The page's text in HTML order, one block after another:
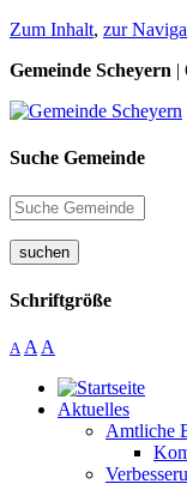
Zum Inhalt, zur
Gemeinde Scheyern |
Suche Gemeinde
suchen
Schriftgröße
A A A
Aktuelles
Amtliche